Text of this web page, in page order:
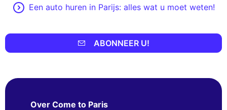
Een auto huren in Parijs: alles wat u moet weten!
ABONNEER U!
Over Come to Paris